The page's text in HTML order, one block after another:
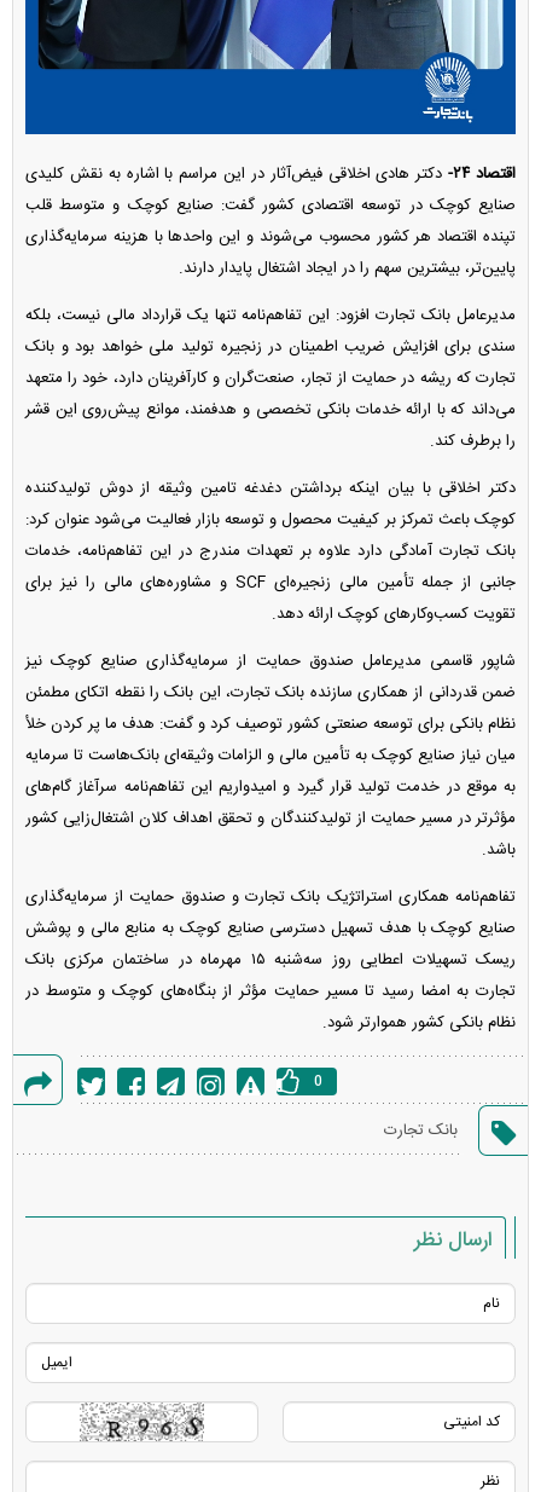
اقتصاد ۲۴-
دکتر هادی اخلاقی فیض‌آثار در این مراسم با اشاره به نقش کلیدی
صنایع کوچک در توسعه اقتصادی کشور گفت: صنایع کوچک و متوسط قلب
تپنده اقتصاد هر کشور محسوب می‌شوند و این واحد‌ها با هزینه سرمایه‌گذاری
پایین‌تر، بیشترین سهم را در ایجاد اشتغال پایدار دارند.
مدیرعامل بانک تجارت افزود: این تفاهم‌نامه تنها یک قرارداد مالی نیست، بلکه
سندی برای افزایش ضریب اطمینان در زنجیره تولید ملی خواهد بود و بانک
تجارت که ریشه در حمایت از تجار، صنعت‌گران و کارآفرینان دارد، خود را متعهد
می‌داند که با ارائه خدمات بانکی تخصصی و هدفمند، موانع پیش‌روی این قشر
را برطرف کند.
دکتر اخلاقی با بیان اینکه برداشتن دغدغه تامین وثیقه از دوش تولیدکننده
کوچک باعث تمرکز بر کیفیت محصول و توسعه بازار فعالیت می‌شود عنوان کرد:
بانک تجارت آمادگی دارد علاوه بر تعهدات مندرج در این تفاهم‌نامه، خدمات
جانبی از جمله تأمین مالی زنجیره‌ای SCF و مشاوره‌های مالی را نیز برای
تقویت کسب‌وکار‌های کوچک ارائه دهد.
شاپور قاسمی مدیرعامل صندوق حمایت از سرمایه‌گذاری صنایع کوچک نیز
ضمن قدردانی از همکاری سازنده بانک تجارت، این بانک را نقطه اتکای مطمئن
نظام بانکی برای توسعه صنعتی کشور توصیف کرد و گفت: هدف ما پر کردن خلأ
میان نیاز صنایع کوچک به تأمین مالی و الزامات وثیقه‌ای بانک‌هاست تا سرمایه
به موقع در خدمت تولید قرار گیرد و امیدواریم این تفاهم‌نامه سرآغاز گام‌های
مؤثرتر در مسیر حمایت از تولیدکنندگان و تحقق اهداف کلان اشتغال‌زایی کشور
باشد.
تفاهم‌نامه همکاری استراتژیک بانک تجارت و صندوق حمایت از سرمایه‌گذاری
صنایع کوچک با هدف تسهیل دسترسی صنایع کوچک به منابع مالی و پوشش
ریسک تسهیلات اعطایی روز سه‌شنبه ۱۵ مهرماه در ساختمان مرکزی بانک
تجارت به امضا رسید تا مسیر حمایت مؤثر از بنگاه‌های کوچک و متوسط در
نظام بانکی کشور هموارتر شود.
خطا
0
بانک تجارت
ارسال نظر